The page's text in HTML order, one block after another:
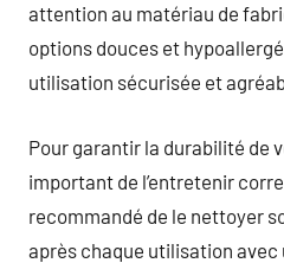
attention au matériau de
options douces et
utilisation sécurisée et
Pour garantir la durabilité de
important de l’entretenir
recommandé de le nettoyer
après chaque utilisation